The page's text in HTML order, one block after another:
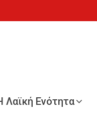
Λαϊκή Ενότητα